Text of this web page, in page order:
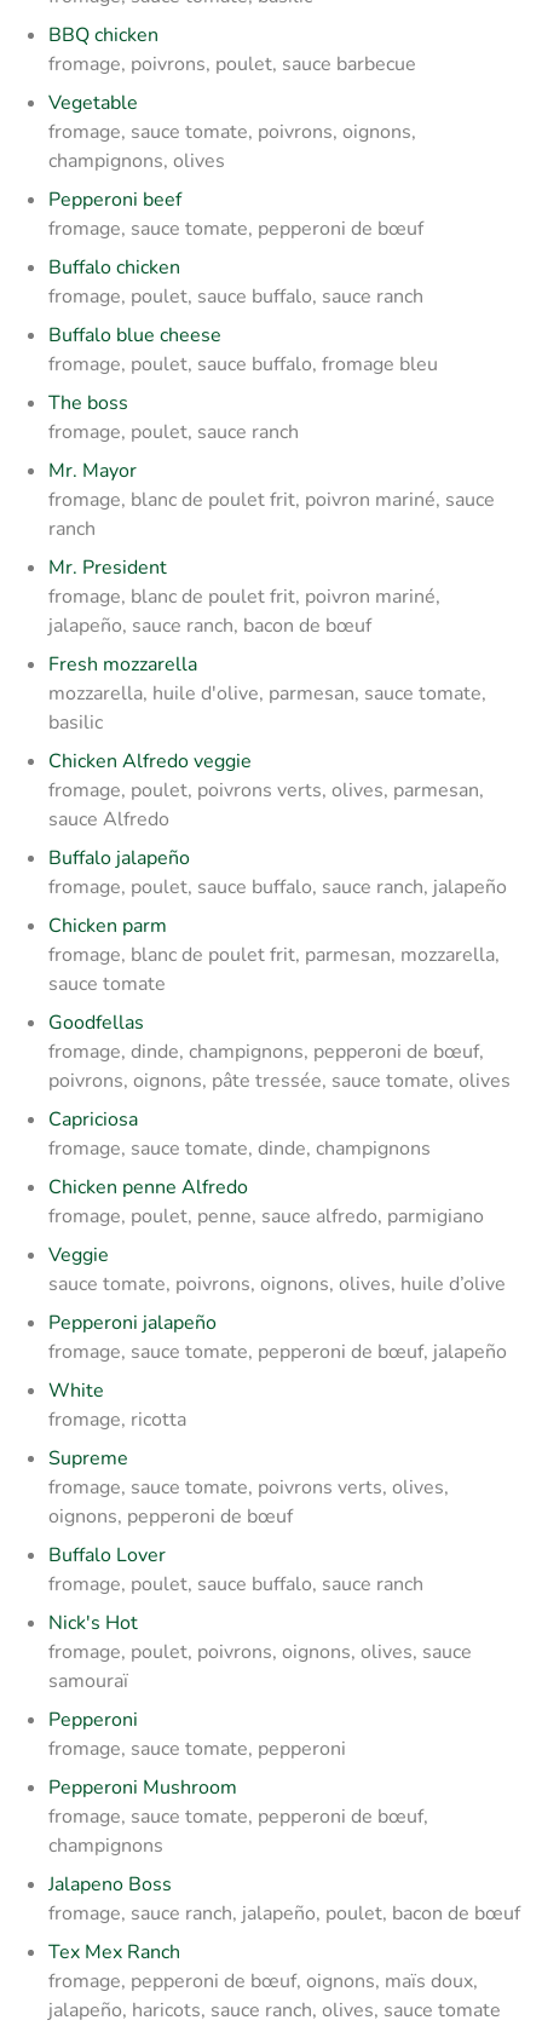
BBQ chicken
fromage, poivrons, poulet, sauce barbecue
Vegetable
fromage, sauce tomate, poivrons, oignons,
champignons, olives
Pepperoni beef
fromage, sauce tomate, pepperoni de bœuf
Buffalo chicken
fromage, poulet, sauce buffalo, sauce ranch
Buffalo blue cheese
fromage, poulet, sauce buffalo, fromage bleu
The boss
fromage, poulet, sauce ranch
Mr. Mayor
fromage, blanc de poulet frit, poivron mariné, sauce
ranch
Mr. President
fromage, blanc de poulet frit, poivron mariné,
jalapeño, sauce ranch, bacon de bœuf
Fresh mozzarella
mozzarella, huile d'olive, parmesan, sauce tomate,
basilic
Chicken Alfredo veggie
fromage, poulet, poivrons verts, olives, parmesan,
sauce Alfredo
Buffalo jalapeño
fromage, poulet, sauce buffalo, sauce ranch, jalapeño
Chicken parm
fromage, blanc de poulet frit, parmesan, mozzarella,
sauce tomate
Goodfellas
fromage, dinde, champignons, pepperoni de bœuf,
poivrons, oignons, pâte tressée, sauce tomate, olives
Capriciosa
fromage, sauce tomate, dinde, champignons
Chicken penne Alfredo
fromage, poulet, penne, sauce alfredo, parmigiano
Veggie
sauce tomate, poivrons, oignons, olives, huile d’olive
Pepperoni jalapeño
fromage, sauce tomate, pepperoni de bœuf, jalapeño
White
fromage, ricotta
Supreme
fromage, sauce tomate, poivrons verts, olives,
oignons, pepperoni de bœuf
Buffalo Lover
fromage, poulet, sauce buffalo, sauce ranch
Nick's Hot
fromage, poulet, poivrons, oignons, olives, sauce
samouraï
Pepperoni
fromage, sauce tomate, pepperoni
Pepperoni Mushroom
fromage, sauce tomate, pepperoni de bœuf,
champignons
Jalapeno Boss
fromage, sauce ranch, jalapeño, poulet, bacon de bœuf
Tex Mex Ranch
fromage, pepperoni de bœuf, oignons, maïs doux,
jalapeño, haricots, sauce ranch, olives, sauce tomate